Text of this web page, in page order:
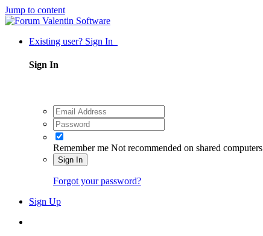
Jump to content
Existing user? Sign In
Sign In
Remember me Not recommended on shared computers
Sign In
Forgot your password?
Sign Up